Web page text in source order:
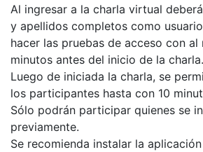
Al ingresar a la charla virtual
y apellidos completos como
hacer las pruebas de acceso con al
minutos antes del inicio de la charla.
Luego de iniciada la charla, se
los participantes hasta con 10
Sólo podrán participar quienes se
previamente.
Se recomienda instalar la